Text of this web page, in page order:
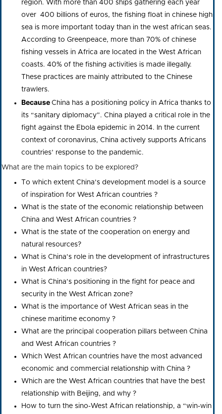
region. With more than 400 ships gathering each year
over 400 billions of euros, the fishing float in chinese high
sea is more important today than in the west african seas.
According to Greenpeace, more than 70% of chinese
fishing vessels in Africa are located in the West African
coasts. 40% of the fishing activities is made illegally.
These practices are mainly attributed to the Chinese
trawlers.
Because China has a positioning policy in Africa thanks to
its “sanitary diplomacy”. China played a critical role in the
fight against the Ebola epidemic in 2014. In the current
context of coronavirus, China actively supports Africans
countries’ response to the pandemic.
What are the main topics to be explored?
To which extent China’s development model is a source
of inspiration for West African countries ?
What is the state of the economic relationship between
China and West African countries ?
What is the state of the cooperation on energy and
natural resources?
What is China’s role in the development of infrastructures
in West African countries?
What is China’s positioning in the fight for peace and
security in the West African zone?
What is the importance of West African seas in the
chinese maritime economy ?
What are the principal cooperation pillars between China
and West African countries ?
Which West African countries have the most advanced
economic and commercial relationship with China ?
Which are the West African countries that have the best
relationship with Beijing, and why ?
How to turn the sino-West African relationship, a “win-win